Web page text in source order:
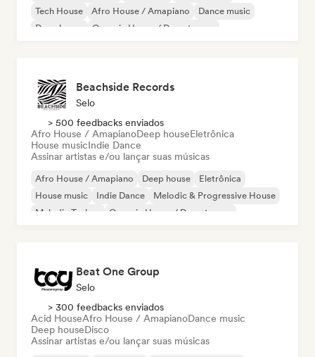
Tech House
Afro House / Amapiano
Dance music
Deep house
Organic House / Downtempo
Beachside Records
Selo
> 500 feedbacks enviados
Afro House / AmapianoDeep houseEletrônica
House musicIndie Dance
Assinar artistas e/ou lançar suas músicas
Afro House / Amapiano Deep house
Eletrônica
House music
Indie Dance
Melodic & Progressive House
Melodic Techno
Organic House / Downtempo
Beat One Group
Selo
> 300 feedbacks enviados
Acid HouseAfro House / AmapianoDance music
Deep houseDisco
Assinar artistas e/ou lançar suas músicas